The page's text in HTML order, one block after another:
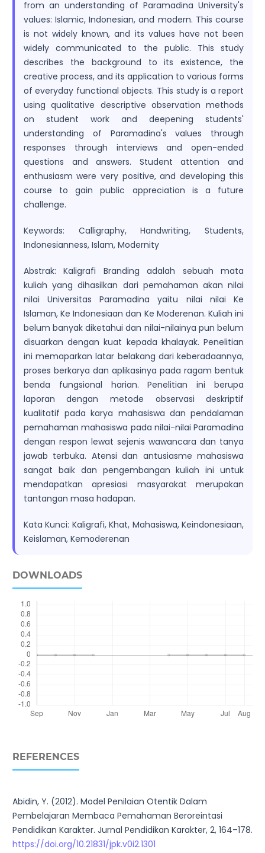
from an understanding of Paramadina University's
values: Islamic, Indonesian, and modern. This course
is not widely known, and its values have not been
widely communicated to the public. This study
describes the background to its existence, the
creative process, and its application to various forms
of everyday functional objects. This study is a report
using qualitative descriptive observation methods
on student work and deepening students'
understanding of Paramadina's values through
responses through interviews and open-ended
questions and answers. Student attention and
enthusiasm were very positive, and developing this
course to gain public appreciation is a future
challenge.
Keywords: Calligraphy, Handwriting, Students,
Indonesianness, Islam, Modernity
Abstrak: Kaligrafi Branding adalah sebuah mata
kuliah yang dihasilkan dari pemahaman akan nilai
nilai Universitas Paramadina yaitu nilai nilai Ke
Islaman, Ke Indonesiaan dan Ke Moderenan. Kuliah ini
belum banyak diketahui dan nilai-nilainya pun belum
disuarkan dengan kuat kepada khalayak. Penelitian
ini memaparkan latar belakang dari keberadaannya,
proses berkarya dan aplikasinya pada ragam bentuk
benda fungsional harian. Penelitian ini berupa
laporan dengan metode observasi deskriptif
kualitatif pada karya mahasiswa dan pendalaman
pemahaman mahasiswa pada nilai-nilai Paramadina
dengan respon lewat sejenis wawancara dan tanya
jawab terbuka. Atensi dan antusiasme mahasiswa
sangat baik dan pengembangan kuliah ini untuk
mendapatkan apresiasi masyarakat merupakan
tantangan masa hadapan.
Kata Kunci: Kaligrafi, Khat, Mahasiswa, Keindonesiaan,
Keislaman, Kemoderenan
DOWNLOADS
REFERENCES
Abidin, Y. (2012). Model Penilaian Otentik Dalam
Pembelajaran Membaca Pemahaman Beroreintasi
Pendidikan Karakter. Jurnal Pendidikan Karakter, 2, 164–178.
https://doi.org/10.21831/jpk.v0i2.1301